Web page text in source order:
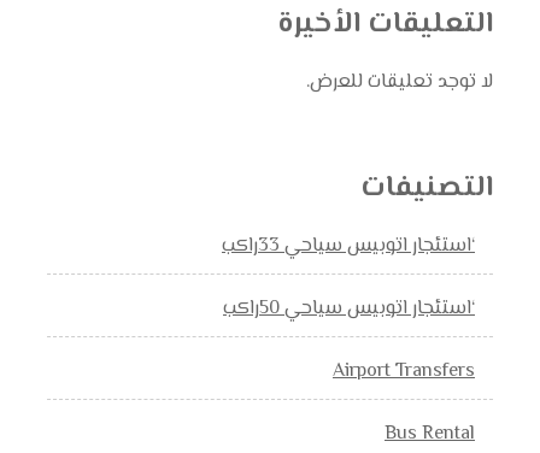
التعليقات الأخيرة
لا توجد تعليقات للعرض.
التصنيفات
‘استئجار اتوبيس سياحي 33راكب
‘استئجار اتوبيس سياحي 50راكب
Airport Transfers
Bus Rental